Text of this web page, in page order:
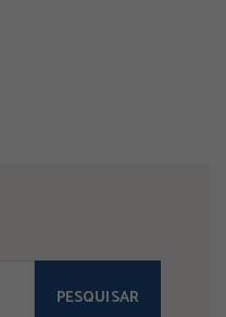
PESQUISAR